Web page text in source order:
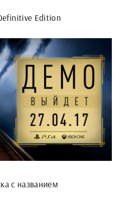
Edition
с названием